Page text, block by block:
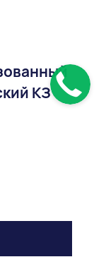
КЗ